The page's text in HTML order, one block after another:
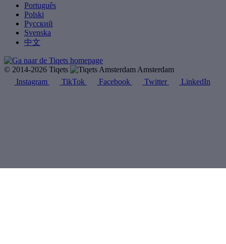
Português
Polski
Русский
Svenska
中文
© 2014-2026 Tiqets
Amsterdam
Instagram
TikTok Facebook Twitter LinkedIn